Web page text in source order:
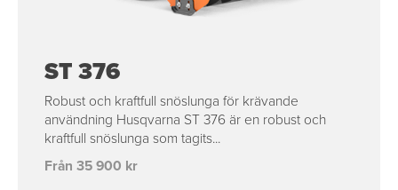
ST 376
Robust och kraftfull snöslunga för krävande
användning Husqvarna ST 376 är en robust och
kraftfull snöslunga som tagits...
Från 35 900 kr